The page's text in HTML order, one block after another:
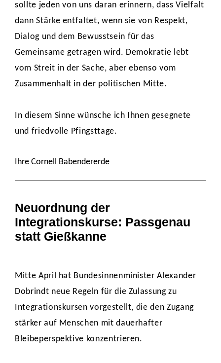
sollte jeden von uns daran erinnern, dass Vielfalt
dann Stärke entfaltet, wenn sie von Respekt,
Dialog und dem Bewusstsein für das
Gemeinsame getragen wird. Demokratie lebt
vom Streit in der Sache, aber ebenso vom
Zusammenhalt in der politischen Mitte.
In diesem Sinne wünsche ich Ihnen gesegnete
und friedvolle Pfingsttage.
Ihre Cornell Babendererde
Neuordnung der
Integrationskurse: Passgenau
statt Gießkanne
Mitte April hat Bundesinnenminister Alexander
Dobrindt neue Regeln für die Zulassung zu
Integrationskursen vorgestellt, die den Zugang
stärker auf Menschen mit dauerhafter
Bleibeperspektive konzentrieren.